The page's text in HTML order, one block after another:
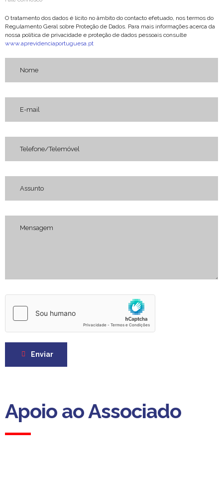
O tratamento dos dados é lícito no âmbito do contacto efetuado, nos termos do
Regulamento Geral sobre Proteção de Dados. Para mais informações acerca da
nossa política de privacidade e proteção de dados pessoais consulte
www.aprevidenciaportuguesa.pt
Enviar
Apoio ao Associado
Apoio ao Associado